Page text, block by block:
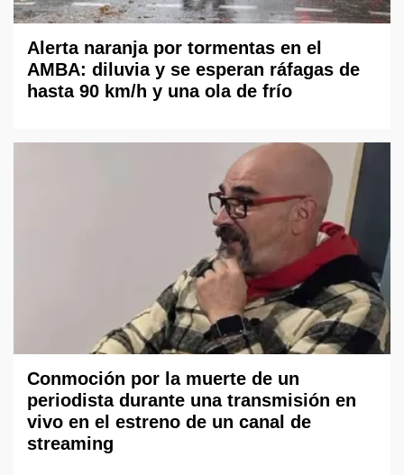
Alerta naranja por tormentas en el
AMBA: diluvia y se esperan ráfagas de
hasta 90 km/h y una ola de frío
Conmoción por la muerte de un
periodista durante una transmisión en
vivo en el estreno de un canal de
streaming